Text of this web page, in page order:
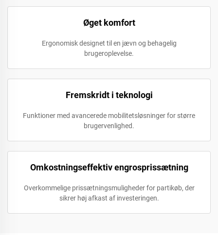
Øget komfort
Ergonomisk designet til en jævn og behagelig
brugeroplevelse.
Fremskridt i teknologi
Funktioner med avancerede mobilitetsløsninger for større
brugervenlighed.
Omkostningseffektiv engrosprissætning
Overkommelige prissætningsmuligheder for partikøb, der
sikrer høj afkast af investeringen.